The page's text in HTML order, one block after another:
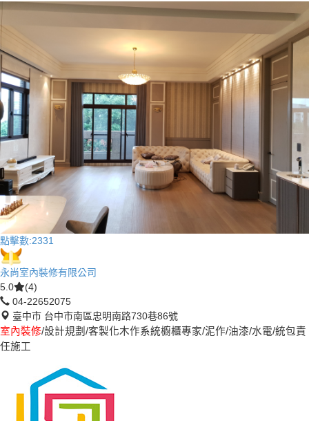
點擊數:2331
永尚室內裝修有限公司
5.0
(4)
04-22652075
臺中市 台中市南區忠明南路730巷86號
室內裝修/設計規劃/客製化木作系統櫥櫃專家/泥作/油漆/水電/統包責
任施工